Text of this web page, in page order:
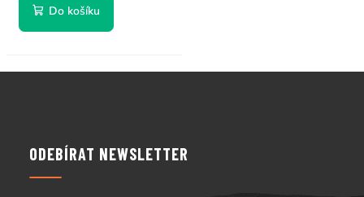
Do košíku
ODEBÍRAT NEWSLETTER